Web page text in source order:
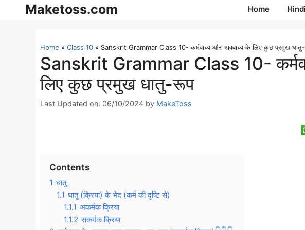
Maketoss.com Home
Home » Class 10» Sanskrit Grammar Class 10- कर्मवाच्य और भाववाच्य के लिए कुछ प्रमुख
Sanskrit Grammar Class 10-
लिए कुछ प्रमुख धातु-रूप
Last Updated on: 06/10/2024 by MakeToss
Contents
1 धातु
1.1 धातु (क्रिया) के भेद (कर्म की दृष्टि से)
1.1.1 अकर्मक क्रिया
1.1.2 सकर्मक क्रिया